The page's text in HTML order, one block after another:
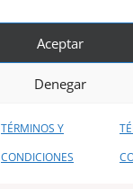
Aceptar
Denegar
TÉRMINOS Y
CONDICIONES